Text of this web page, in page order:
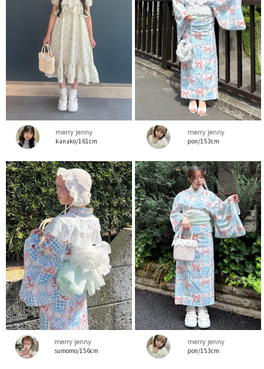
merry jenny
kanako/161cm
merry jenny
pon/153cm
merry jenny
sumomo/156cm
merry jenny
pon/153cm